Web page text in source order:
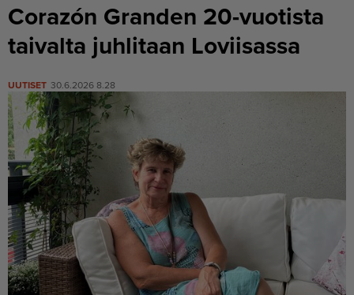
Corazón Granden 20-vuotista
taivalta juhlitaan Loviisassa
UUTISET 30.6.2026 8.28